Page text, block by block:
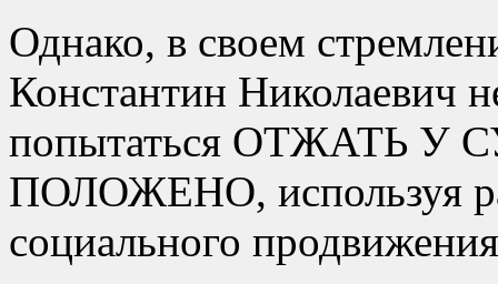
Однако, в своем
Константин Николаевич
попытаться ОТЖАТЬ У
ПОЛОЖЕНО, используя
социального